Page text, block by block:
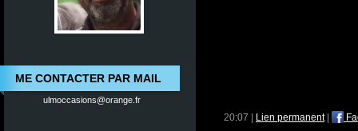
ME CONTACTER PAR MAIL
ulmoccasions@orange.fr
20:07 | Lien permanent|